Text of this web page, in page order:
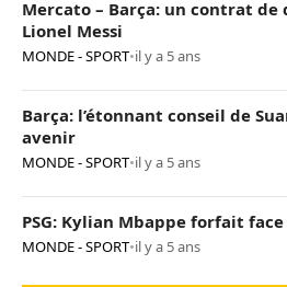
Mercato – Barça: un contrat de
Lionel Messi
MONDE - SPORT•il y a 5 ans
Barça: l’étonnant conseil de
avenir
MONDE - SPORT•il y a 5 ans
PSG: Kylian Mbappe forfait face
MONDE - SPORT•il y a 5 ans